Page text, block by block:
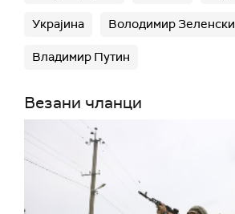
Украјина Володимир Зеленски
Владимир Путин
Везани чланци